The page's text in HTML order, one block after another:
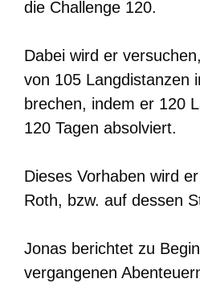
die Challenge 120.
Dabei wird er
von 105 Langdistanzen
brechen, indem er 120
120 Tagen absolviert.
Dieses Vorhaben wird
Roth, bzw. auf dessen
Jonas berichtet zu
vergangenen